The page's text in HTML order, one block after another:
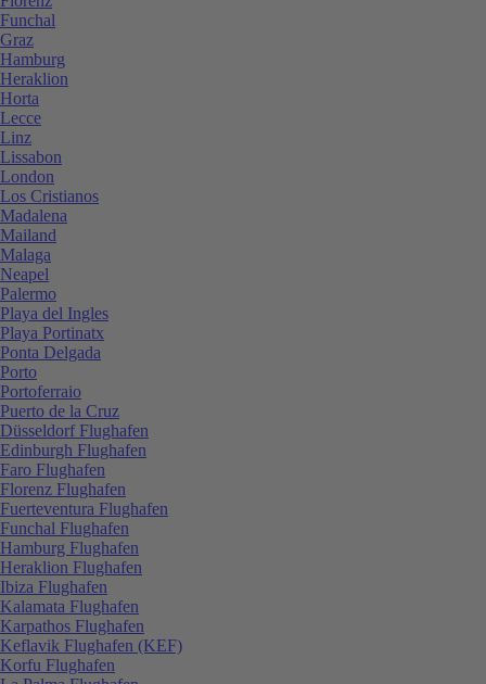
Funchal
Graz
Hamburg
Heraklion
Horta
Lecce
Linz
Lissabon
London
Los Cristianos
Madalena
Mailand
Malaga
Neapel
Palermo
Playa del Ingles
Playa Portinatx
Ponta Delgada
Porto
Portoferraio
Puerto de la Cruz
Düsseldorf Flughafen
Edinburgh Flughafen
Faro Flughafen
Florenz Flughafen
Fuerteventura Flughafen
Funchal Flughafen
Hamburg Flughafen
Heraklion Flughafen
Ibiza Flughafen
Kalamata Flughafen
Karpathos Flughafen
Keflavik Flughafen (KEF)
Korfu Flughafen